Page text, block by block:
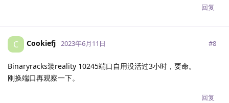
回复
C Cookiefj 2023年6月11日 #8
Binaryracks装reality 10245端口自用没活过3小时，要命。
刚换端口再观察一下。
回复